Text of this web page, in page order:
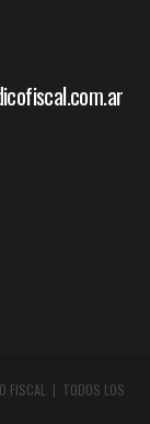
FISCAL | TODOS LOS